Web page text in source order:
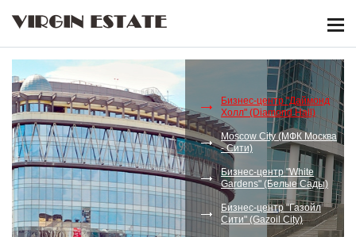
VIRGIN ESTATE
Бизнес-центр "Даймонд
Холл" (Diamond Hall)
Moscow City (МФК Москва
- Сити)
Бизнес-центр "White
Gardens" (Белые Сады)
Бизнес-центр "Газойл
Сити" (Gazoil City)